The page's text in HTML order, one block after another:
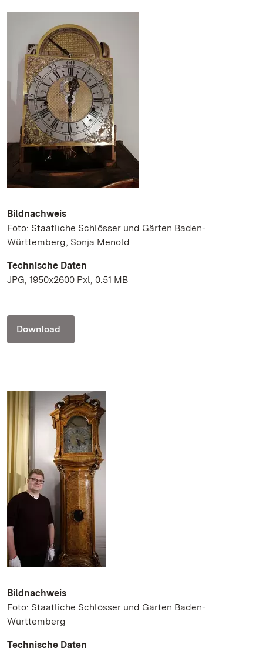
Bildnachweis
Foto: Staatliche Schlösser und Gärten Baden-
Württemberg, Sonja Menold
Technische Daten
JPG, 1950x2600 Pxl, 0.51 MB
Download
Bildnachweis
Foto: Staatliche Schlösser und Gärten Baden-
Württemberg
Technische Daten